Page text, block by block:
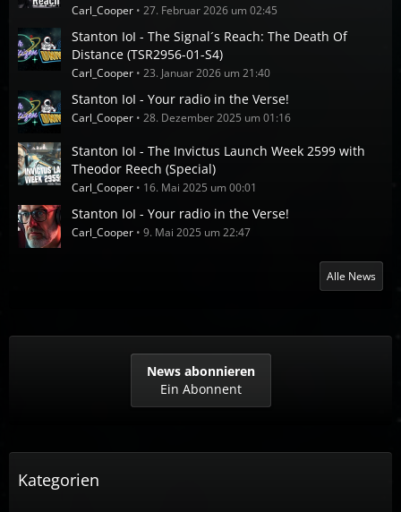
Carl_Cooper 27. Februar 2026 um 02:45
Stanton IoI - The Signal´s Reach: The Death Of
Distance (TSR2956-01-S4)
Carl_Cooper 23. Januar 2026 um 21:40
Stanton IoI - Your radio in the Verse!
Carl_Cooper 28. Dezember 2025 um 01:16
Stanton IoI - The Invictus Launch Week 2599 with
Theodor Reech (Special)
Carl_Cooper 16. Mai 2025 um 00:01
Stanton IoI - Your radio in the Verse!
Carl_Cooper 9. Mai 2025 um 22:47
Alle News
News abonnieren
Ein Abonnent
Kategorien